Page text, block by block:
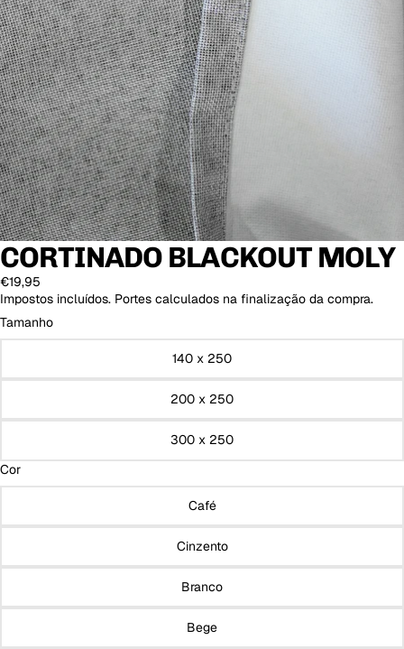
CORTINADO BLACKOUT MOLY
€19,95
Impostos incluídos. Portes calculados na finalização da compra.
Tamanho
140 x 250
200 x 250
300 x 250
Cor
Café
Cinzento
Branco
Bege